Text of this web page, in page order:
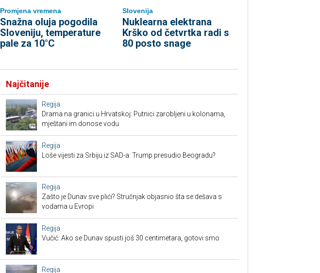
Promjena vremena
Snažna oluja pogodila
Sloveniju, temperature
pale za 10°C
Slovenija
Nuklearna elektrana
Krško od četvrtka radi s
80 posto snage
Najčitanije
Regija
Drama na granici u Hrvatskoj: Putnici zarobljeni u kolonama,
mještani im donose vodu
Regija
Loše vijesti za Srbiju iz SAD-a: Trump presudio Beogradu?
Regija
Zašto je Dunav sve plići? Stručnjak objasnio šta se dešava s
vodama u Evropi
Regija
Vučić: Ako se Dunav spusti još 30 centimetara, gotovi smo
Regija